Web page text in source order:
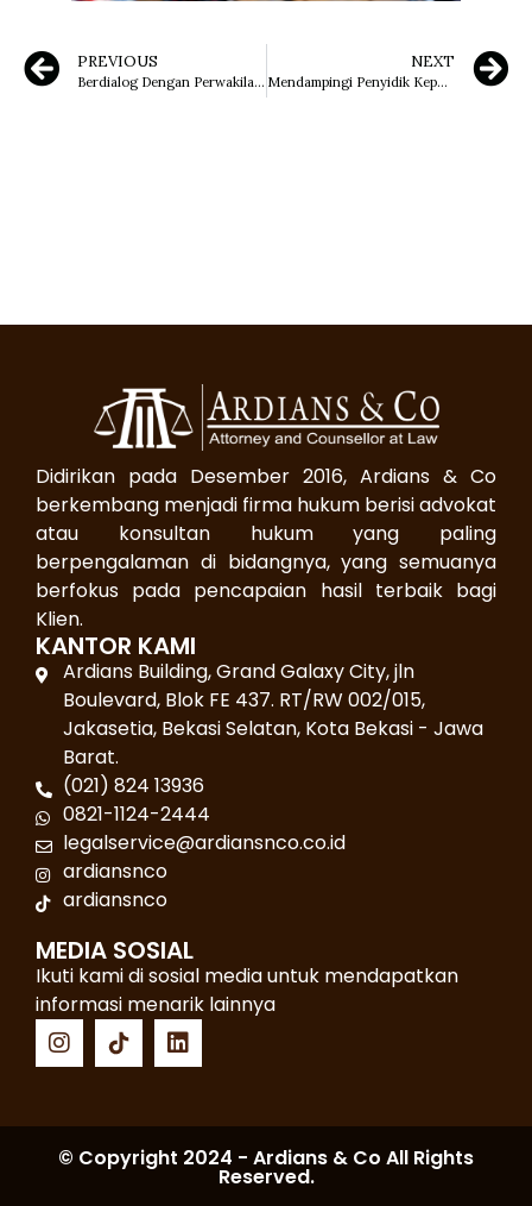
PREVIOUS
Berdialog Dengan Perwakilan Komnas HAM Terkait Tanah di Desa Dangdang
NEXT
Mendampingi Penyidik Kepolisian Daerah di Wilayah Sumatera Untuk Melakukan Pemeriksaan Produk Yang Menggunakan Merek Milik Klien
Didirikan pada Desember 2016, Ardians & Co
berkembang menjadi firma hukum berisi advokat
atau konsultan hukum yang paling
berpengalaman di bidangnya, yang semuanya
berfokus pada pencapaian hasil terbaik bagi
Klien.
KANTOR KAMI
Ardians Building, Grand Galaxy City, jln
Boulevard, Blok FE 437. RT/RW 002/015,
Jakasetia, Bekasi Selatan, Kota Bekasi - Jawa
Barat.
(021) 824 13936
0821-1124-2444
legalservice@ardiansnco.co.id
ardiansnco
ardiansnco
MEDIA SOSIAL
Ikuti kami di sosial media untuk mendapatkan
informasi menarik lainnya
© Copyright 2024 - Ardians & Co All Rights
Reserved.